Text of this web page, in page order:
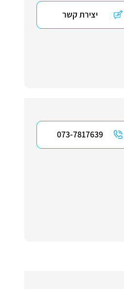
יצירת קשר
073-7817639